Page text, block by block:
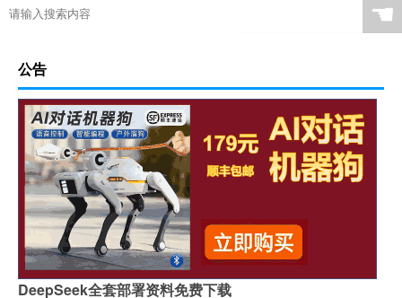
☚
公告
DeepSeek全套部署资料免费下载